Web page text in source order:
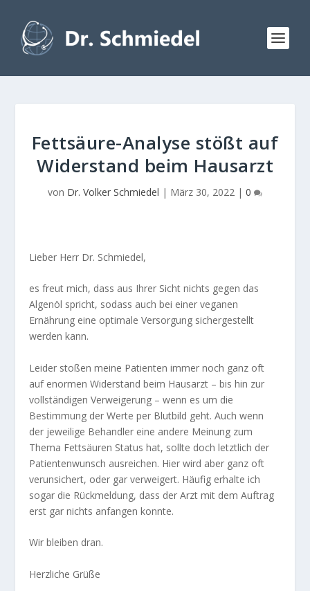
Fettsäure-Analyse stößt auf
Widerstand beim Hausarzt
von Dr. Volker Schmiedel | März 30, 2022 | 0
Lieber Herr Dr. Schmiedel,
es freut mich, dass aus Ihrer Sicht nichts gegen das
Algenöl spricht, sodass auch bei einer veganen
Ernährung eine optimale Versorgung sichergestellt
werden kann.
Leider stoßen meine Patienten immer noch ganz oft
auf enormen Widerstand beim Hausarzt – bis hin zur
vollständigen Verweigerung – wenn es um die
Bestimmung der Werte per Blutbild geht. Auch wenn
der jeweilige Behandler eine andere Meinung zum
Thema Fettsäuren Status hat, sollte doch letztlich der
Patientenwunsch ausreichen. Hier wird aber ganz oft
verunsichert, oder gar verweigert. Häufig erhalte ich
sogar die Rückmeldung, dass der Arzt mit dem Auftrag
erst gar nichts anfangen konnte.
Wir bleiben dran.
Herzliche Grüße